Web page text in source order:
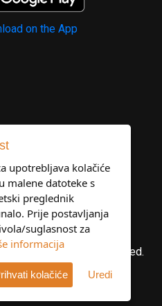
d.o.o. All rights reserved.
by KlikIT
upotrebljava kolačiće
malene datoteke s
preglednik
Prije postavljanja
suglasnost za
informacija
kolačiće Uredi